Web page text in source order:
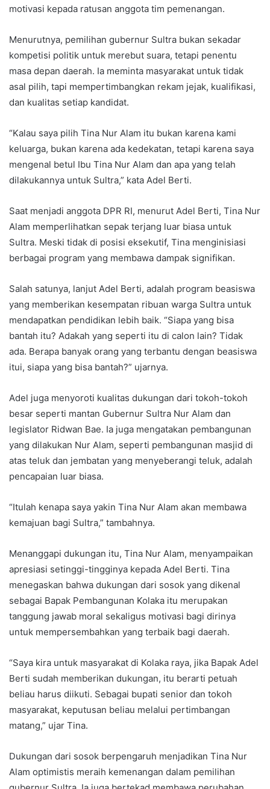
motivasi kepada ratusan anggota tim pemenangan.
Menurutnya, pemilihan gubernur Sultra bukan sekadar
kompetisi politik untuk merebut suara, tetapi penentu
masa depan daerah. Ia meminta masyarakat untuk tidak
asal pilih, tapi mempertimbangkan rekam jejak, kualifikasi,
dan kualitas setiap kandidat.
“Kalau saya pilih Tina Nur Alam itu bukan karena kami
keluarga, bukan karena ada kedekatan, tetapi karena saya
mengenal betul Ibu Tina Nur Alam dan apa yang telah
dilakukannya untuk Sultra,” kata Adel Berti.
Saat menjadi anggota DPR RI, menurut Adel Berti, Tina Nur
Alam memperlihatkan sepak terjang luar biasa untuk
Sultra. Meski tidak di posisi eksekutif, Tina menginisiasi
berbagai program yang membawa dampak signifikan.
Salah satunya, lanjut Adel Berti, adalah program beasiswa
yang memberikan kesempatan ribuan warga Sultra untuk
mendapatkan pendidikan lebih baik. “Siapa yang bisa
bantah itu? Adakah yang seperti itu di calon lain? Tidak
ada. Berapa banyak orang yang terbantu dengan beasiswa
itui, siapa yang bisa bantah?” ujarnya.
Adel juga menyoroti kualitas dukungan dari tokoh-tokoh
besar seperti mantan Gubernur Sultra Nur Alam dan
legislator Ridwan Bae. Ia juga mengatakan pembangunan
yang dilakukan Nur Alam, seperti pembangunan masjid di
atas teluk dan jembatan yang menyeberangi teluk, adalah
pencapaian luar biasa.
“Itulah kenapa saya yakin Tina Nur Alam akan membawa
kemajuan bagi Sultra,” tambahnya.
Menanggapi dukungan itu, Tina Nur Alam, menyampaikan
apresiasi setinggi-tingginya kepada Adel Berti. Tina
menegaskan bahwa dukungan dari sosok yang dikenal
sebagai Bapak Pembangunan Kolaka itu merupakan
tanggung jawab moral sekaligus motivasi bagi dirinya
untuk mempersembahkan yang terbaik bagi daerah.
“Saya kira untuk masyarakat di Kolaka raya, jika Bapak Adel
Berti sudah memberikan dukungan, itu berarti petuah
beliau harus diikuti. Sebagai bupati senior dan tokoh
masyarakat, keputusan beliau melalui pertimbangan
matang,” ujar Tina.
Dukungan dari sosok berpengaruh menjadikan Tina Nur
Alam optimistis meraih kemenangan dalam pemilihan